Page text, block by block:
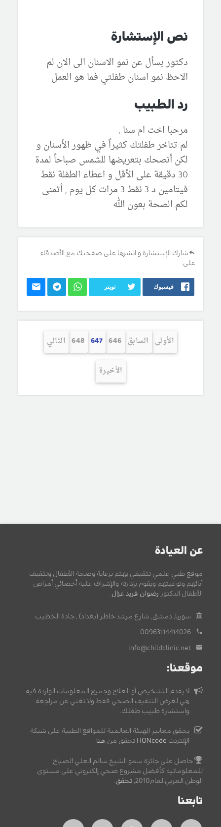
نص الإستشارة
دكتور بسأل عن نمو الاسنان الى الان لم
الاحظ نمو اسنان طفلتي فما هو العمل
رد الطبيب
مرحبا اخت ام سنا ,
لم تتاخر طفلتك كثيراً في ظهور الأسنان و
لكن أنصحك بتعريضها للشمس صباحاً لمدة
30 دقيقة على الأقل و اعطاء الطفلة نقط
فيتامين د 3 نقط 3 مرات كل يوم , أتمنى
لكم الصحة بعون الله
شارك الإستشارة و انشرها على صفحتك مع الأصدقاء
على:
فيسبوك تويتر
الأولى السابق 646
647
648 التالي
الأخيرة
عن العيادة
موقع طبي علمي تثقيفي يهتم برعاية وصحة الأطفال وتثقيف
آبائهم وتوعيتهم ويقوم بإدارته والإشراف عليه أخصائي أمراض
الأطفال الدكتور رضوان فريد غزال
سوريا, دمشق, شارع مرشد خاطر (بغداد) , جادة الخطيب.
00963114414026
info@childclinic.net
موقعنا:
لا يقدم التشخيص أو العلاج وجميع المعلومات الواردة فيه
هي لغرض التثقيف الصحي فقط ولا تغني عن مراجعة
واستشارة طبيب طفلك.
يحقق معايير الهيئة العالمية للمواقع الطبية على شبكة
الإنترنت HONcode تحقق من هنا
حاصل على جائزة سمو الشيخ سالم العلي الصباح
للمعلوماتية كأفضل مشروع صحي إلكتروني على مستوى
الوطن العربي لعام2010,
تحقق
تابعنا